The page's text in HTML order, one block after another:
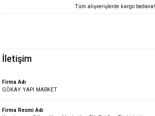
Tüm alışverişlerde kargo bedava!
İletişim
Firma Adı
GÖKAY YAPI MARKET
Firma Resmi Adı